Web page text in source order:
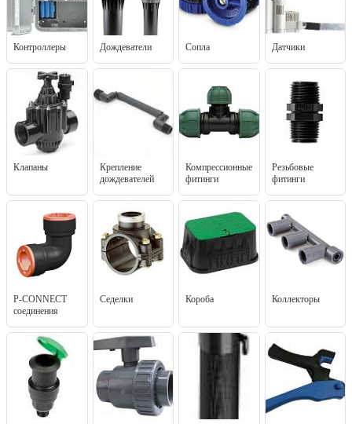
Контроллеры Дождеватели Сопла Датчики
Клапаны
Крепление
дождевателей
Компрессионные
фитинги
Резьбовые
фитинги
P-CONNECT
соединения
Седелки Короба Коллекторы